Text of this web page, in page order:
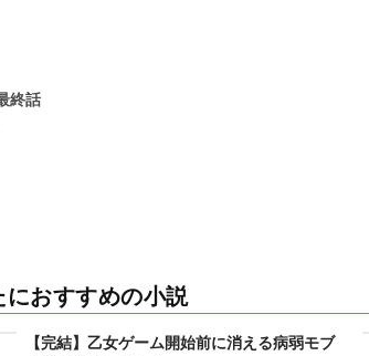
終話
におすすめの小説
【完結】乙女ゲーム開始前に消える病弱モブ